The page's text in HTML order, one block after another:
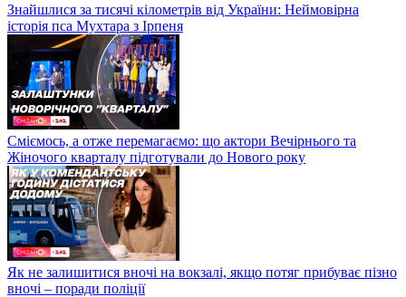
Знайшлися за тисячі кілометрів від України: Неймовірна
історія пса Мухтара з Ірпеня
Сміємось, а отже перемагаємо: що актори Вечірнього та
Жіночого кварталу підготували до Нового року
Як не залишитися вночі на вокзалі, якщо потяг прибуває пізно
вночі – поради поліції